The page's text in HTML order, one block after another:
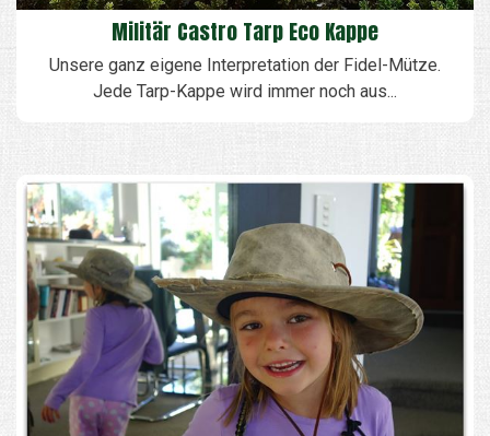
Militär Castro Tarp Eco Kappe
Unsere ganz eigene Interpretation der Fidel-Mütze.
Jede Tarp-Kappe wird immer noch aus...